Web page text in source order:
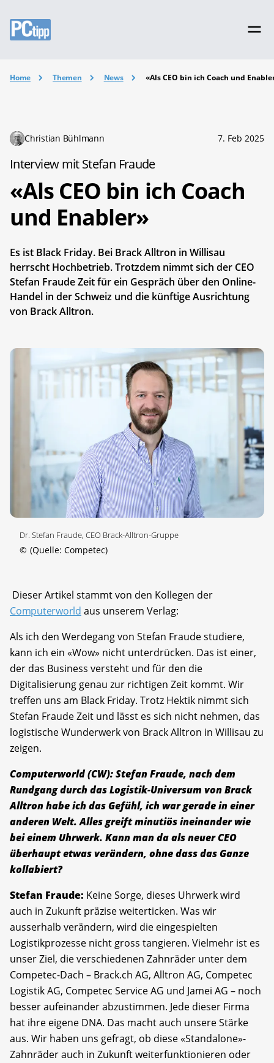
Home Themen News «Als CEO bin ich Coach und
Christian Bühlmann 7. Feb 2025
Interview mit Stefan Fraude
«Als CEO bin ich Coach
und Enabler»
Es ist Black Friday. Bei Brack Alltron in Willisau
herrscht Hochbetrieb. Trotzdem nimmt sich der CEO
Stefan Fraude Zeit für ein Gespräch über den Online-
Handel in der Schweiz und die künftige Ausrichtung
von Brack Alltron.
Dr. Stefan Fraude, CEO Brack-Alltron-Gruppe
© (Quelle: Competec)
Dieser Artikel stammt von den Kollegen der
Computerworld aus unserem Verlag:
Als ich den Werdegang von Stefan Fraude studiere,
kann ich ein «Wow» nicht unterdrücken. Das ist einer,
der das Business versteht und für den die
Digitalisierung genau zur richtigen Zeit kommt. Wir
treffen uns am Black Friday. Trotz Hektik nimmt sich
Stefan Fraude Zeit und lässt es sich nicht nehmen, das
logistische Wunderwerk von Brack Alltron in Willisau zu
zeigen.
Computerworld (CW): Stefan Fraude, nach dem
Rundgang durch das Logistik-Universum von Brack
Alltron habe ich das Gefühl, ich war gerade in einer
anderen Welt. Alles greift minutiös ineinander wie
bei einem Uhrwerk. Kann man da als neuer CEO
überhaupt etwas verändern, ohne dass das Ganze
kollabiert?
Stefan Fraude: Keine Sorge, dieses Uhrwerk wird
auch in Zukunft präzise weiterticken. Was wir
ausserhalb verändern, wird die eingespielten
Logistikprozesse nicht gross tangieren. Vielmehr ist es
unser Ziel, die verschiedenen Zahnräder unter dem
Competec-Dach – Brack.ch AG, Alltron AG, Competec
Logistik AG, Competec Service AG und Jamei AG – noch
besser aufeinander abzustimmen. Jede dieser Firma
hat ihre eigene DNA. Das macht auch unsere Stärke
aus. Wir haben uns gefragt, ob diese «Standalone»-
Zahnräder auch in Zukunft weiterfunktionieren oder